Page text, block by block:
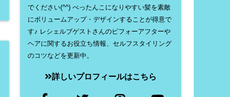
でください(^^) ぺったんこになりやすい髪を素敵
にボリュームアップ・デザインすることが得意で
す♪ レシェルブゲストさんのビフォーアフターや
ヘアに関するお役立ち情報、セルフスタイリング
のコツなどを更新中。
詳しいプロフィールはこちら